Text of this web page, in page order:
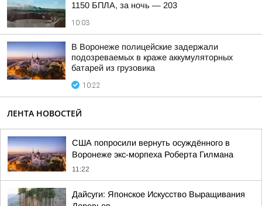
1150 БПЛА, за ночь — 203
10:03
В Воронеже полицейские задержали
подозреваемых в краже аккумуляторных
батарей из грузовика
10:22
ЛЕНТА НОВОСТЕЙ
США попросили вернуть осуждённого в
Воронеже экс-морпеха Роберта Гилмана
11:22
Дайсуги: Японское Искусство Выращивания